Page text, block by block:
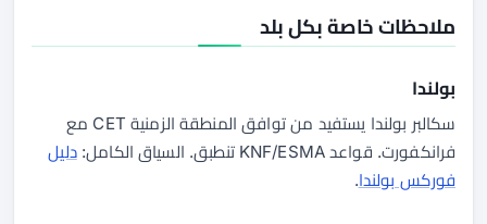
ملاحظات خاصة بكل بلد
بولندا
سكالبر بولندا يستفيد من توافق المنطقة الزمنية CET مع
فرانكفورت. قواعد KNF/ESMA تنطبق. السياق الكامل:
دليل
فوركس بولندا.